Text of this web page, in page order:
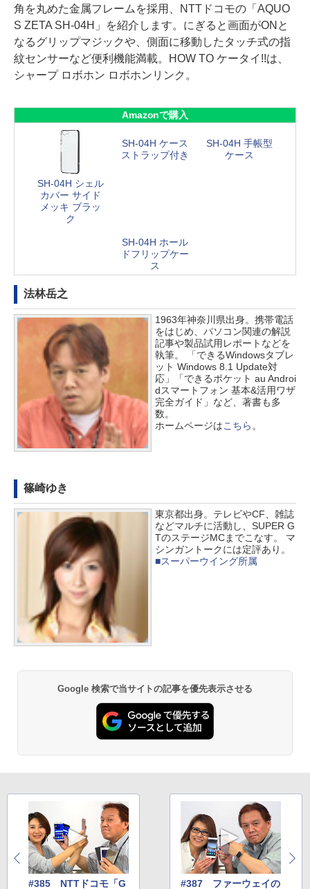
角を丸めた金属フレームを採用、NTTドコモの「AQUO
S ZETA SH-04H」を紹介します。にぎると画面がONと
なるグリップマジックや、側面に移動したタッチ式の指
紋センサーなど便利機能満載。HOW TO ケータイ!!は、
シャープ ロボホン ロボホンリンク。
Amazonで購入
SH-04H シェル
カバー サイド
メッキ ブラッ
ク
SH-04H ケース
ストラップ付き
SH-04H 手帳型
ケース
SH-04H ホール
ドフリップケー
ス
法林岳之
1963年神奈川県出身。携帯電話
をはじめ、パソコン関連の解説
記事や製品試用レポートなどを
執筆。 「できるWindowsタブレ
ット Windows 8.1 Update対
応」「できるポケット au Androi
dスマートフォン 基本&活用ワザ
完全ガイド」など、著書も多
数。
ホームページはこちら 。
篠崎ゆき
東京都出身。テレビやCF、雑誌
などマルチに活動し、SUPER G
TのステージMCまでこなす。 マ
シンガントークには定評あり。
■スーパーウイング所属
Google 検索で当サイトの記事を優先表示させる
#385 NTTドコモ「G #387 ファーウェイの